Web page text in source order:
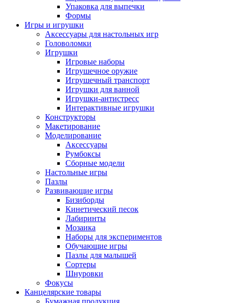
Упаковка для выпечки
Формы
Игры и игрушки
Аксессуары для настольных игр
Головоломки
Игрушки
Игровые наборы
Игрушечное оружие
Игрушечный транспорт
Игрушки для ванной
Игрушки-антистресс
Интерактивные игрушки
Конструкторы
Макетирование
Моделирование
Аксессуары
Румбоксы
Сборные модели
Настольные игры
Пазлы
Развивающие игры
Бизиборды
Кинетический песок
Лабиринты
Мозаика
Наборы для экспериментов
Обучающие игры
Пазлы для малышей
Сортеры
Шнуровки
Фокусы
Канцелярские товары
Бумажная продукция